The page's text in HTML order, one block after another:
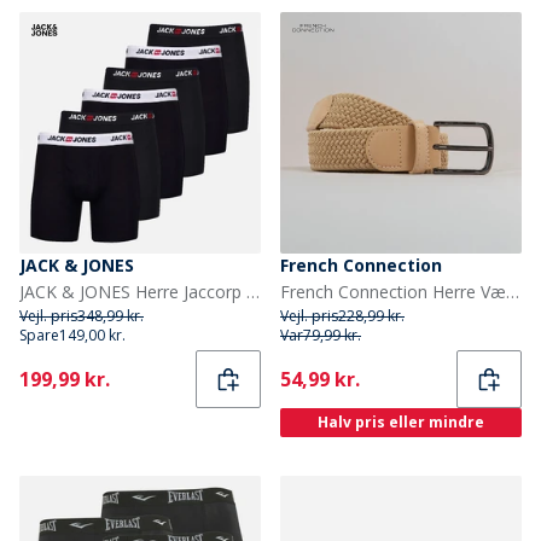
JACK & JONES
JACK & JONES Herre Jaccorp Logo 6-pak Boxer Briefs Pack 3 Black
Vejl. pris348,99 kr.
Spare149,00 kr.
Current
199,99 kr.
French Connection
French Connection Herre Vævet Bælte Sten/Sten Læder
Vejl. pris228,99 kr.
Var79,99 kr.
Current
54,99 kr.
Halv pris eller mindre